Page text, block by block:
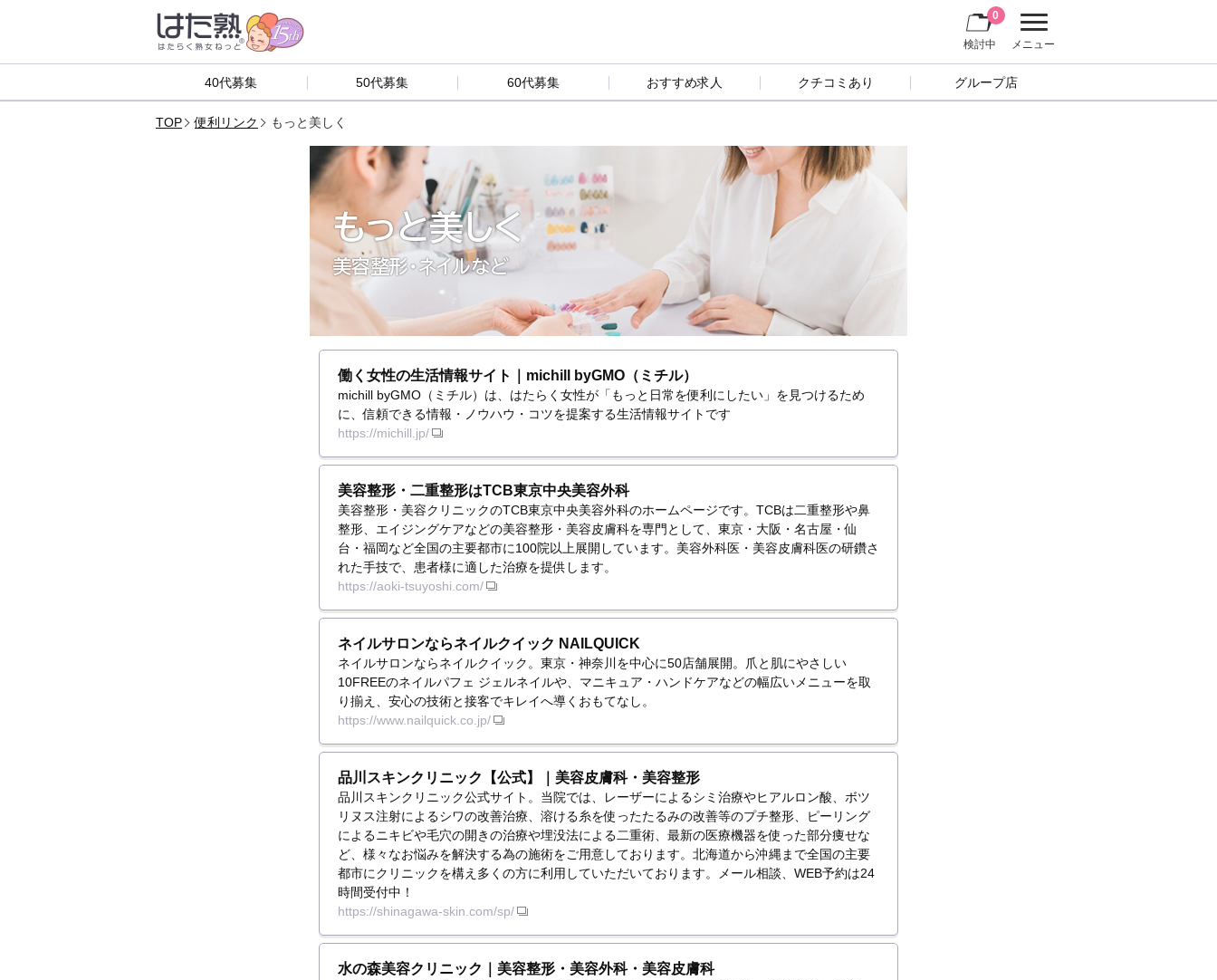
メニュー
検討中
0
40代募集 50代募集 60代募集 おすすめ求人 クチコミあり グループ店
TOP 便利リンク もっと美しく
もっと美しく
美容整形・ネイルなど
働く女性の生活情報サイト｜michill byGMO（ミチル）
michill byGMO（ミチル）は、はたらく女性が「もっと日常を便利にしたい」を見つけるため
に、信頼できる情報・ノウハウ・コツを提案する生活情報サイトです
https://michill.jp/
美容整形・二重整形はTCB東京中央美容外科
美容整形・美容クリニックのTCB東京中央美容外科のホームページです。TCBは二重整形や鼻
整形、エイジングケアなどの美容整形・美容皮膚科を専門として、東京・大阪・名古屋・仙
台・福岡など全国の主要都市に100院以上展開しています。美容外科医・美容皮膚科医の研鑽さ
れた手技で、患者様に適した治療を提供します。
https://aoki-tsuyoshi.com/
ネイルサロンならネイルクイック NAILQUICK
ネイルサロンならネイルクイック。東京・神奈川を中心に50店舗展開。爪と肌にやさしい
10FREEのネイルパフェ ジェルネイルや、マニキュア・ハンドケアなどの幅広いメニューを取
り揃え、安心の技術と接客でキレイへ導くおもてなし。
https://www.nailquick.co.jp/
品川スキンクリニック【公式】｜美容皮膚科・美容整形
品川スキンクリニック公式サイト。当院では、レーザーによるシミ治療やヒアルロン酸、ボツ
リヌス注射によるシワの改善治療、溶ける糸を使ったたるみの改善等のプチ整形、ピーリング
によるニキビや毛穴の開きの治療や埋没法による二重術、最新の医療機器を使った部分痩せな
ど、様々なお悩みを解決する為の施術をご用意しております。北海道から沖縄まで全国の主要
都市にクリニックを構え多くの方に利用していただいております。メール相談、WEB予約は24
時間受付中！
https://shinagawa-skin.com/sp/
水の森美容クリニック｜美容整形・美容外科・美容皮膚科